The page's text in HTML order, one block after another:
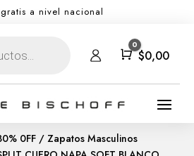
a nivel nacional
Carro
0
$0,00
0FF/ Zapatos Masculinos